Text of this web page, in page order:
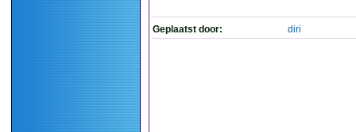
Geplaatst door: diri